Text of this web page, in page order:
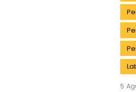
5